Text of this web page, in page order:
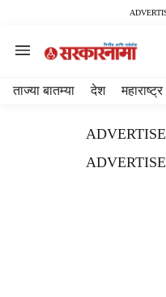
ताज्या बातम्या देश महाराष्ट्र